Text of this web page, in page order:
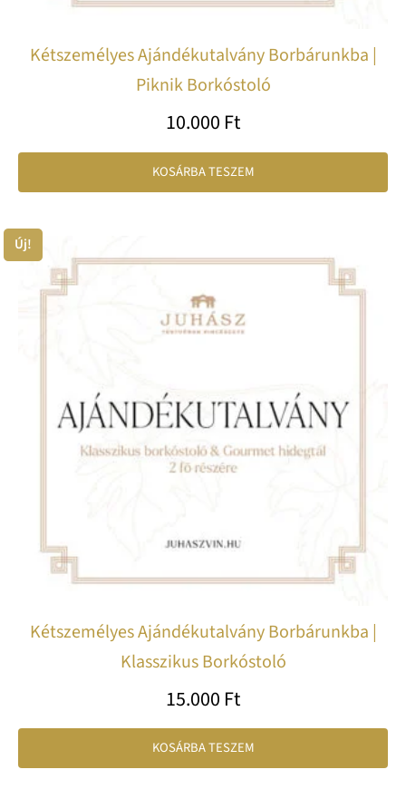
Kétszemélyes Ajándékutalvány Borbárunkba |
Piknik Borkóstoló
10.000 Ft
KOSÁRBA TESZEM
Új!
Kétszemélyes Ajándékutalvány Borbárunkba |
Klasszikus Borkóstoló
15.000 Ft
KOSÁRBA TESZEM